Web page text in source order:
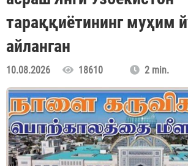
тараққиётининг муҳим
айланган
10.08.2026 18610 2 min.